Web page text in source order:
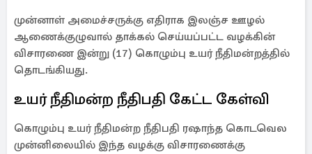
முன்னாள் அமைச்சருக்கு எதிராக இலஞ்ச ஊழல்
ஆணைக்குழுவால் தாக்கல் செய்யப்பட்ட வழக்கின்
விசாரணை இன்று (17) கொழும்பு உயர் நீதிமன்றத்தில்
தொடங்கியது.
உயர் நீதிமன்ற நீதிபதி கேட்ட கேள்வி
கொழும்பு உயர் நீதிமன்ற நீதிபதி ரஷாந்த கொடவெல
முன்னிலையில் இந்த வழக்கு விசாரணைக்கு